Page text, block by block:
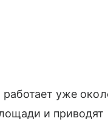
уже
и приводят